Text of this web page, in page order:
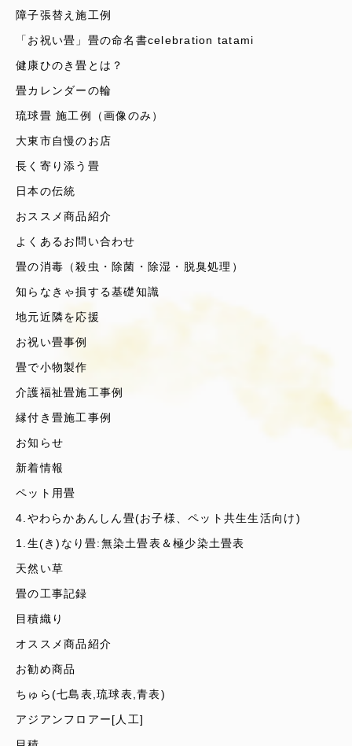
障子張替え施工例
「お祝い畳」畳の命名書celebration tatami
健康ひのき畳とは？
畳カレンダーの輪
琉球畳 施工例（画像のみ）
大東市自慢のお店
長く寄り添う畳
日本の伝統
おススメ商品紹介
よくあるお問い合わせ
畳の消毒（殺虫・除菌・除湿・脱臭処理）
知らなきゃ損する基礎知識
地元近隣を応援
お祝い畳事例
畳で小物製作
介護福祉畳施工事例
縁付き畳施工事例
お知らせ
新着情報
ペット用畳
4.やわらかあんしん畳(お子様、ペット共生生活向け)
1.生(き)なり畳:無染土畳表＆極少染土畳表
天然い草
畳の工事記録
目積織り
オススメ商品紹介
お勧め商品
ちゅら(七島表,琉球表,青表)
アジアンフロアー[人工]